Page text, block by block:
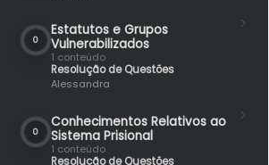
0
Estatutos e Grupos
Vulnerabilizados
1 conteúdo
Resolução de Questões
Alessandra
0
Conhecimentos Relativos ao
Sistema Prisional
1 conteúdo
Resolução de Questões